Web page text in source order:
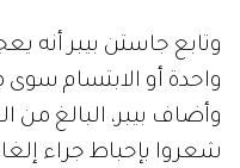
وتابع جاستن بيبر أنه
واحدة أو الابتسام
شعروا بإحباط جراء